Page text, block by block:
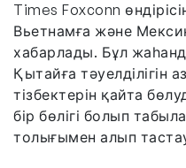
Times Foxconn
Вьетнамға және
хабарлады. Бұл
Қытайға тәуелділігін
тізбектерін қайта
бір бөлігі болып
толығымен алып